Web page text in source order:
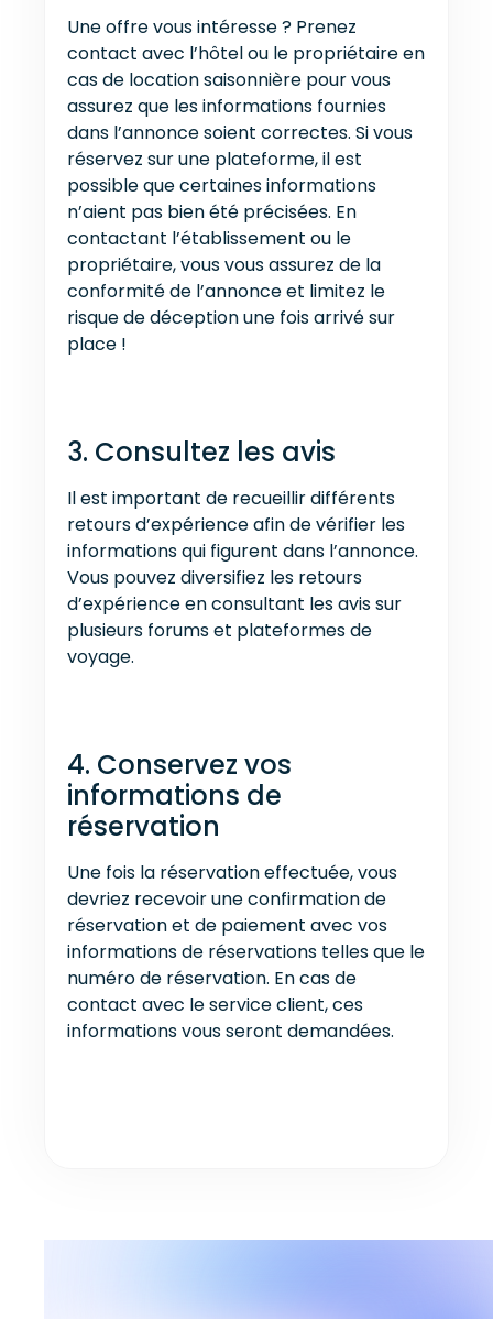
Une offre vous intéresse ? Prenez
contact avec l’hôtel ou le propriétaire en
cas de location saisonnière pour vous
assurez que les informations fournies
dans l’annonce soient correctes. Si vous
réservez sur une plateforme, il est
possible que certaines informations
n’aient pas bien été précisées. En
contactant l’établissement ou le
propriétaire, vous vous assurez de la
conformité de l’annonce et limitez le
risque de déception une fois arrivé sur
place !
3. Consultez les avis
Il est important de recueillir différents
retours d’expérience afin de vérifier les
informations qui figurent dans l’annonce.
Vous pouvez diversifiez les retours
d’expérience en consultant les avis sur
plusieurs forums et plateformes de
voyage.
4. Conservez vos
informations de
réservation
Une fois la réservation effectuée, vous
devriez recevoir une confirmation de
réservation et de paiement avec vos
informations de réservations telles que le
numéro de réservation. En cas de
contact avec le service client, ces
informations vous seront demandées.